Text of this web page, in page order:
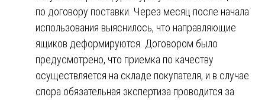
по договору поставки. Через месяц после начала
использования выяснилось, что направляющие
ящиков деформируются. Договором было
предусмотрено, что приемка по качеству
осуществляется на складе покупателя, и в случае
спора обязательная экспертиза проводится за